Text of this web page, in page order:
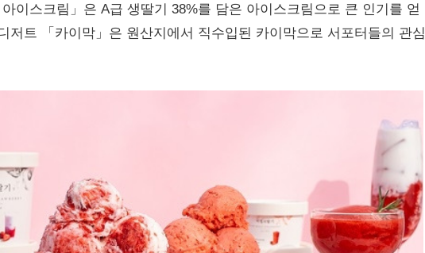
이스크림」은 A급 생딸기 38%를 담은 아이스크림으로 큰 인기를 얻
저트 「카이막」은 원산지에서 직수입된 카이막으로 서포터들의 관심